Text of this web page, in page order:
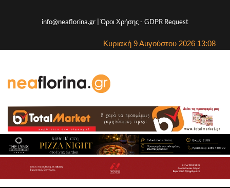
info@neaflorina.gr |Όροι Χρήσης- GDPR Request
Κυριακή 9 Αυγούστου 2026 13:08